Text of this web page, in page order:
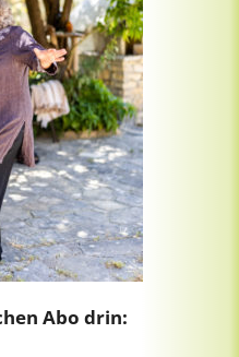
Abo drin: